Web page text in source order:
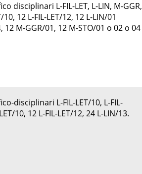
disciplinari L-FIL-LET, L-LIN, M-GGR,
12 L-FIL-LET/12, 12 L-LIN/01
M-GGR/01, 12 M-STO/01 o 02 o 04
disciplinari L-FIL-LET/10, L-FIL-
10, 12 L-FIL-LET/12, 24 L-LIN/13.